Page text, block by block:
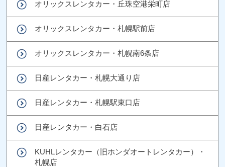
オリックスレンタカー・丘珠空港栄町店
オリックスレンタカー・札幌駅前店
オリックスレンタカー・札幌南6条店
日産レンタカー・札幌大通り店
日産レンタカー・札幌駅東口店
日産レンタカー・白石店
KUHLレンタカー（旧ホンダオートレンタカー）・
札幌店